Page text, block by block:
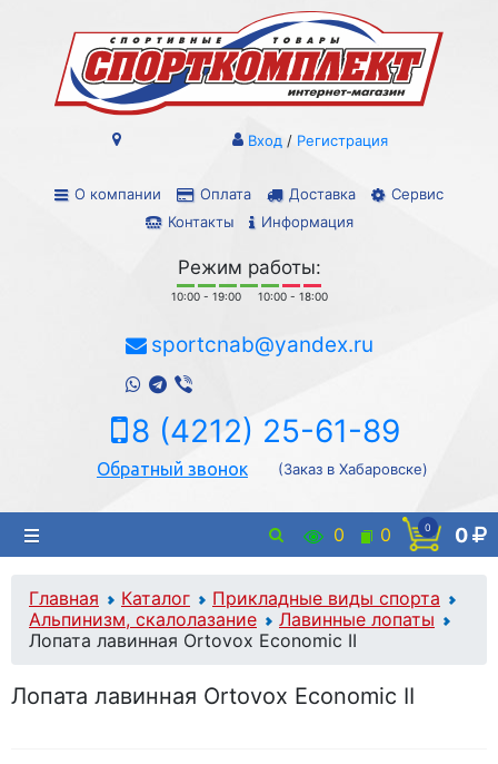
О компании Оплата Доставка
Сервис
Контакты
Информация
Вход / Регистрация
Режим работы:
10:00 - 19:00 10:00 - 18:00
sportcnab@yandex.ru
8 (4212) 25-61-89
Обратный звонок (Заказ в Хабаровске)
0 0 0 0
Главная Каталог
Прикладные виды спорта
Альпинизм, скалолазание
Лавинные лопаты
Лопата лавинная Ortovox Economic II
Лопата лавинная Ortovox Economic II